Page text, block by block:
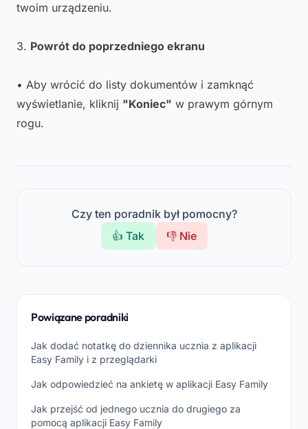
twoim urządzeniu.
3. Powrót do poprzedniego ekranu
• Aby wrócić do listy dokumentów i zamknąć
wyświetlanie, kliknij "Koniec" w prawym górnym
rogu.
Czy ten poradnik był pomocny?
👍 Tak
👎 Nie
Powiązane poradniki
Jak dodać notatkę do dziennika ucznia z aplikacji
Easy Family i z przeglądarki
Jak odpowiedzieć na ankietę w aplikacji Easy Family
Jak przejść od jednego ucznia do drugiego za
pomocą aplikacji Easy Family